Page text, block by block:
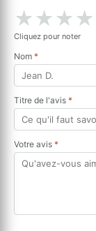
★★★★
Cliquez pour noter
Nom *
Titre de l'avis *
Votre avis *